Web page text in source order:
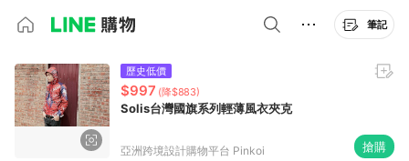
筆記
歷史低價
$997 (降$883)
Solis台灣國旗系列輕薄風衣夾克
亞洲跨境設計購物平台 Pinkoi 搶購